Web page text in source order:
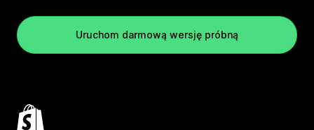
Uruchom darmową wersję próbną